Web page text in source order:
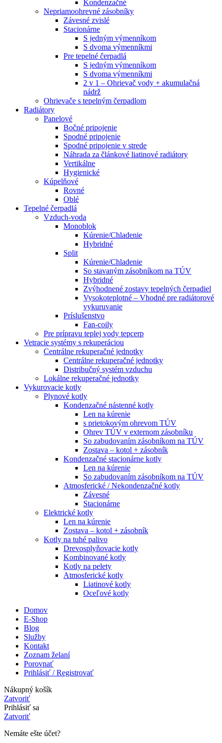
Kondenzačné
Nepriamoohrevné zásobníky
Závesné zvislé
Stacionárne
S jedným výmenníkom
S dvoma výmenníkmi
Pre tepelné čerpadlá
S jedným výmenníkom
S dvoma výmenníkmi
2 v 1 – Ohrievač vody + akumulačná
nádrž
Ohrievače s tepelným čerpadlom
Radiátory
Panelové
Bočné pripojenie
Spodné pripojenie
Spodné pripojenie v strede
Náhrada za článkové liatinové radiátory
Vertikálne
Hygienické
Kúpelňové
Rovné
Oblé
Tepelné čerpadlá
Vzduch-voda
Monoblok
Kúrenie/Chladenie
Hybridné
Split
Kúrenie/Chladenie
So stavaným zásobníkom na TÚV
Hybridné
Zvýhodnené zostavy tepelných čerpadiel
Vysokoteplotné – Vhodné pre radiátorové
vykuruvanie
Príslušenstvo
Fan-coily
Pre prípravu teplej vody tepcerp
Vetracie systémy s rekuperáciou
Centrálne rekuperačné jednotky
Centrálne rekuperačné jednotky
Distribučný systém vzduchu
Lokálne rekuperačné jednotky
Vykurovacie kotly
Plynové kotly
Kondenzačné nástenné kotly
Len na kúrenie
s prietokovým ohrevom TÚV
Ohrev TÚV v externom zásobníku
So zabudovaním zásobníkom na TÚV
Zostava – kotol + zásobník
Kondenzačné stacionárne kotly
Len na kúrenie
So zabudovaním zásobníkom na TÚV
Atmosferické / Nekondenzačné kotly
Závesné
Stacionárne
Elektrické kotly
Len na kúrenie
Zostava – kotol + zásobník
Kotly na tuhé palivo
Drevosplyňovacie kotly
Kombinované kotly
Kotly na pelety
Atmosferické kotly
Liatinové kotly
Oceľové kotly
Domov
E-Shop
Blog
Služby
Kontakt
Zoznam želaní
Porovnať
Prihlásiť / Registrovať
Nákupný košík
Zatvoriť
Prihlásiť sa
Zatvoriť
Nemáte ešte účet?